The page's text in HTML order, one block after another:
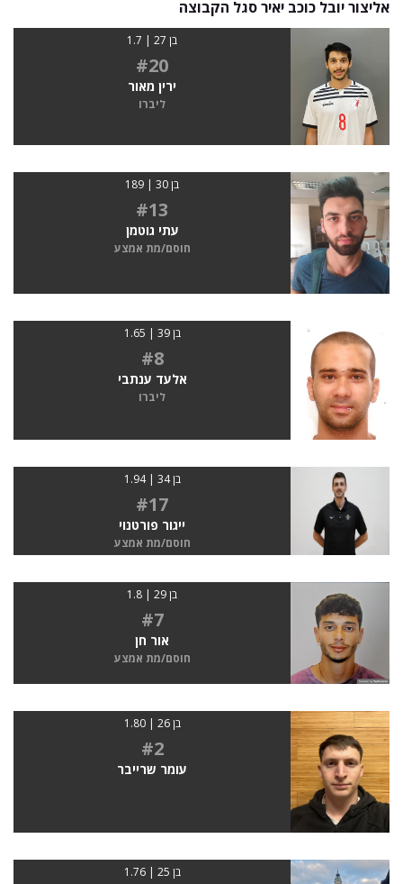
אליצור יובל כוכב יאיר סגל הקבוצה
בן 27 | 1.7
#20
ירין מאור
ליברו
בן 30 | 189
#13
עתי גוטמן
חוסם/מת אמצע
בן 39 | 1.65
#8
אלעד ענתבי
ליברו
בן 34 | 1.94
#17
ייגור פורטנוי
חוסם/מת אמצע
בן 29 | 1.8
#7
אור חן
חוסם/מת אמצע
בן 26 | 1.80
#2
עומר שרייבר
בן 25 | 1.76